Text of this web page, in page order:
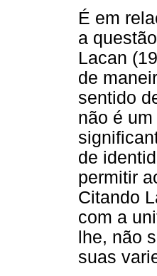
É em
a
Lacan
de
sentido
não é
de
permitir
Citando
com a
lhe, não
suas